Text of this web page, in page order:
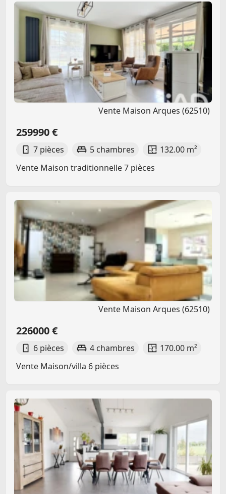
Vente Maison Arques (62510)
259990 €
7 pièces 5 chambres
132.00 m²
Vente Maison traditionnelle 7 pièces
Vente Maison Arques (62510)
226000 €
6 pièces 4 chambres
170.00 m²
Vente Maison/villa 6 pièces